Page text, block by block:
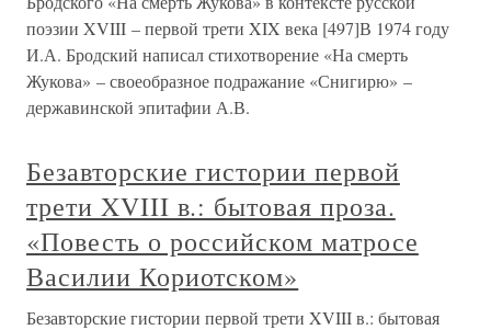
поэзии XVIII – первой трети XIX века [497]В 1974 году
И.А. Бродский написал стихотворение «На смерть
Жукова» – своеобразное подражание «Снигирю» –
державинской эпитафии А.В.
Безавторские гистории первой
трети XVIII в.: бытовая проза.
«Повесть о российском матросе
Василии Кориотском»
Безавторские гистории первой трети XVIII в.: бытовая